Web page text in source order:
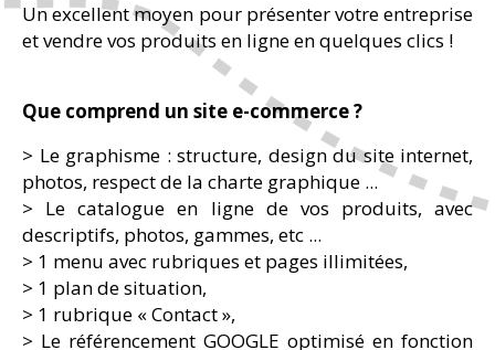
Un excellent moyen pour présenter votre entreprise
et vendre vos produits en ligne en quelques clics !
Que comprend un site e-commerce ?
> Le graphisme : structure, design du site internet,
photos, respect de la charte graphique ...
> Le catalogue en ligne de vos produits, avec
descriptifs, photos, gammes, etc ...
> 1 menu avec rubriques et pages illimitées,
> 1 plan de situation,
> 1 rubrique « Contact »,
> Le référencement GOOGLE optimisé en fonction